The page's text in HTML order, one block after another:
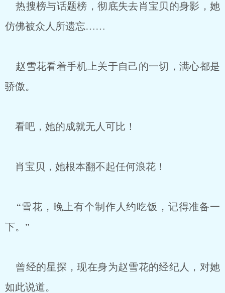
热搜榜与话题榜，彻底失去肖宝贝的身影，她
仿佛被众人所遗忘……
赵雪花看着手机上关于自己的一切，满心都是
骄傲。
看吧，她的成就无人可比！
肖宝贝，她根本翻不起任何浪花！
“雪花，晚上有个制作人约吃饭，记得准备一
下。”
曾经的星探，现在身为赵雪花的经纪人，对她
如此说道。